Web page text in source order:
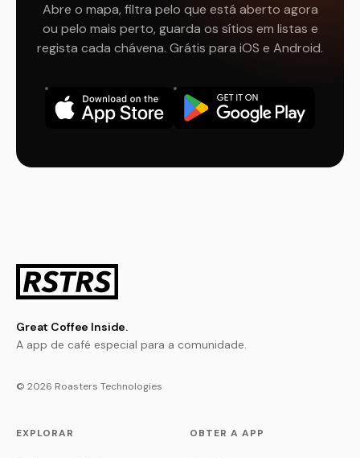
Abre o mapa, filtra pelo que está aberto agora
ou pelo mais perto, guarda os sítios em listas e
regista cada chávena. Grátis para iOS e Android.
Great Coffee Inside.
A app de café especial para a comunidade.
© 2026 Roasters Technologies
EXPLORAR OBTER A APP